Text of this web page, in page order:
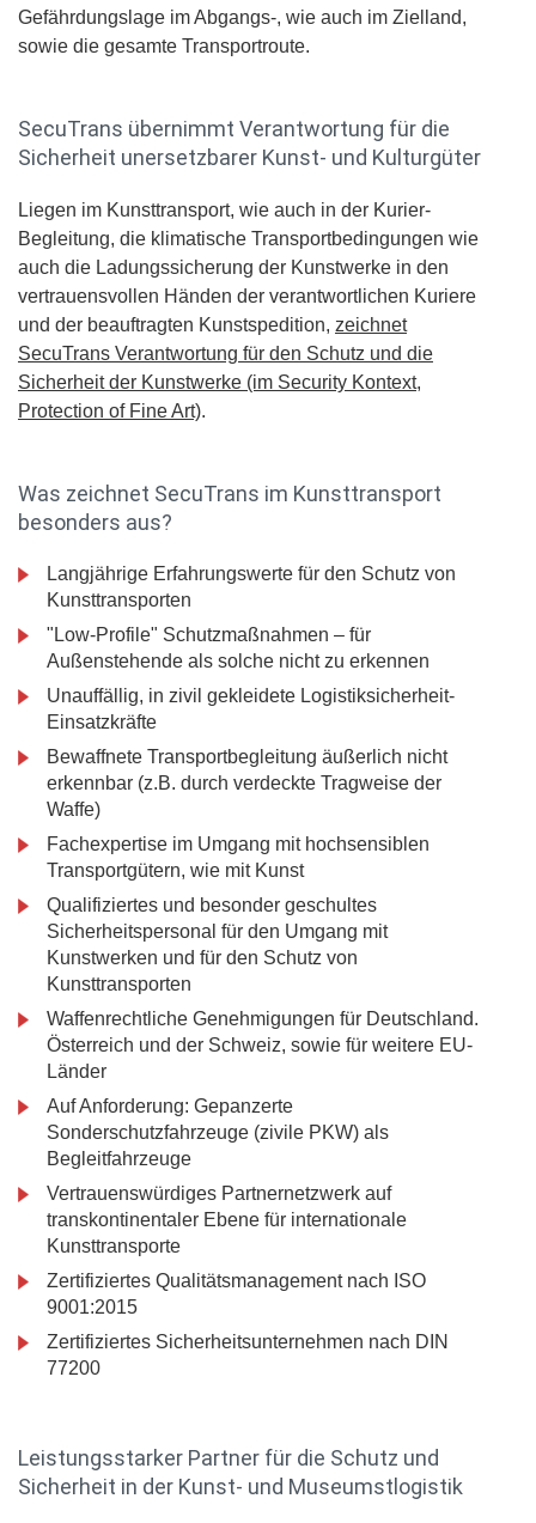
Gefährdungslage im Abgangs-, wie auch im Zielland,
sowie die gesamte Transportroute.
SecuTrans übernimmt Verantwortung für die
Sicherheit unersetzbarer Kunst- und Kulturgüter
Liegen im Kunsttransport, wie auch in der Kurier-
Begleitung, die klimatische Transportbedingungen wie
auch die Ladungssicherung der Kunstwerke in den
vertrauensvollen Händen der verantwortlichen Kuriere
und der beauftragten Kunstspedition, zeichnet
SecuTrans Verantwortung für den Schutz und die
Sicherheit der Kunstwerke (im Security Kontext,
Protection of Fine Art).
Was zeichnet SecuTrans im Kunsttransport
besonders aus?
Langjährige Erfahrungswerte für den Schutz von
Kunsttransporten
"Low-Profile" Schutzmaßnahmen – für
Außenstehende als solche nicht zu erkennen
Unauffällig, in zivil gekleidete Logistiksicherheit-
Einsatzkräfte
Bewaffnete Transportbegleitung äußerlich nicht
erkennbar (z.B. durch verdeckte Tragweise der
Waffe)
Fachexpertise im Umgang mit hochsensiblen
Transportgütern, wie mit Kunst
Qualifiziertes und besonder geschultes
Sicherheitspersonal für den Umgang mit
Kunstwerken und für den Schutz von
Kunsttransporten
Waffenrechtliche Genehmigungen für Deutschland.
Österreich und der Schweiz, sowie für weitere EU-
Länder
Auf Anforderung: Gepanzerte
Sonderschutzfahrzeuge (zivile PKW) als
Begleitfahrzeuge
Vertrauenswürdiges Partnernetzwerk auf
transkontinentaler Ebene für internationale
Kunsttransporte
Zertifiziertes Qualitätsmanagement nach ISO
9001:2015
Zertifiziertes Sicherheitsunternehmen nach DIN
77200
Leistungsstarker Partner für die Schutz und
Sicherheit in der Kunst- und Museumstlogistik